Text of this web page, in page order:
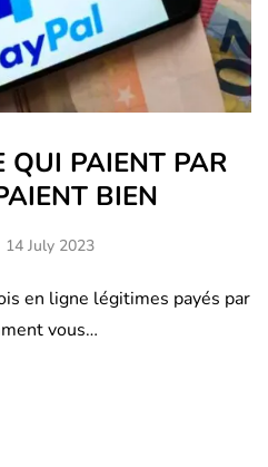
QUI PAIENT PAR
BIEN
14 July 2023
en ligne légitimes payés par
vous…